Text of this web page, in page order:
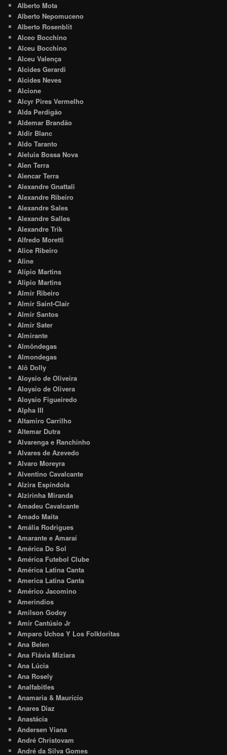
Alberto Mota
Alberto Nepomuceno
Alberto Rosenblit
Alceo Bocchino
Alceu Bocchino
Alceu Valença
Alcides Gerardi
Alcides Neves
Alcione
Alcyr Pires Vermelho
Alda Perdigão
Aldemar Brandão
Aldir Blanc
Aldo Taranto
Aleluia Bossa Nova
Alen Terra
Alencar Terra
Alexandre Gnattali
Alexandre Ribeiro
Alexandre Sales
Alexandre Salles
Alexandre Trik
Alfredo Moretti
Alice Ribeiro
Aline
Alípio Martins
Alipio Martins
Almir Ribeiro
Almir Saint-Clair
Almir Santos
Almir Sater
Almirante
Almôndegas
Almondegas
Alô Dolly
Aloysio de Oliveira
Aloysio de Olivera
Aloysio Figueiredo
Alpha III
Altamiro Carrilho
Altemar Dutra
Alvarenga e Ranchinho
Alvares de Azevedo
Alvaro Moreyra
Alventino Cavalcante
Alzira Espíndola
Alzirinha Miranda
Amadeu Cavalcante
Amado Maita
Amália Rodrigues
Amarante e Amaraí
América Do Sol
América Futebol Clube
América Latina Canta
America Latina Canta
Américo Jacomino
Amerindios
Amilson Godoy
Amir Cantúsio Jr
Amparo Uchoa Y Los Folkloritas
Ana Belen
Ana Flávia Miziara
Ana Lúcia
Ana Rosely
Analfabitles
Anamaria & Maurício
Anares Diaz
Anastácia
Andersen Viana
André Christovam
André da Silva Gomes